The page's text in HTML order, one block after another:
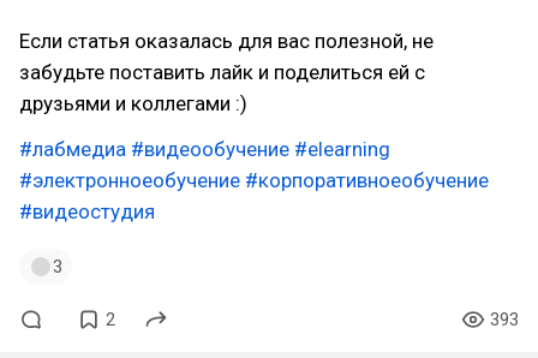
Если статья оказалась для вас полезной, не
забудьте поставить лайк и поделиться ей с
друзьями и коллегами :)
#лабмедиа #видеообучение #elearning
#электронноеобучение #корпоративноеобучение
#видеостудия
3
2 393